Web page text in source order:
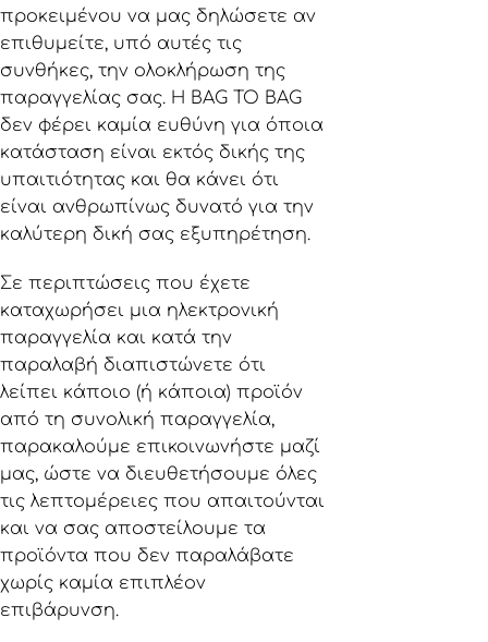
προκειμένου να μας δηλώσετε αν
επιθυμείτε, υπό αυτές τις
συνθήκες, την ολοκλήρωση της
παραγγελίας σας. Η BAG TO BAG
δεν φέρει καμία ευθύνη για όποια
κατάσταση είναι εκτός δικής της
υπαιτιότητας και θα κάνει ότι
είναι ανθρωπίνως δυνατό για την
καλύτερη δική σας εξυπηρέτηση.
Σε περιπτώσεις που έχετε
καταχωρήσει μια ηλεκτρονική
παραγγελία και κατά την
παραλαβή διαπιστώνετε ότι
λείπει κάποιο (ή κάποια) προϊόν
από τη συνολική παραγγελία,
παρακαλούμε επικοινωνήστε μαζί
μας, ώστε να διευθετήσουμε όλες
τις λεπτομέρειες που απαιτούνται
και να σας αποστείλουμε τα
προϊόντα που δεν παραλάβατε
χωρίς καμία επιπλέον
επιβάρυνση.